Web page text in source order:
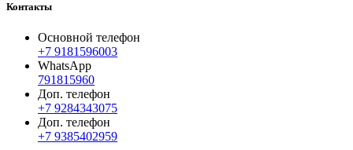
Контакты
Основной телефон
+7 9181596003
WhatsApp
791815960
Доп. телефон
+7 9284343075
Доп. телефон
+7 9385402959